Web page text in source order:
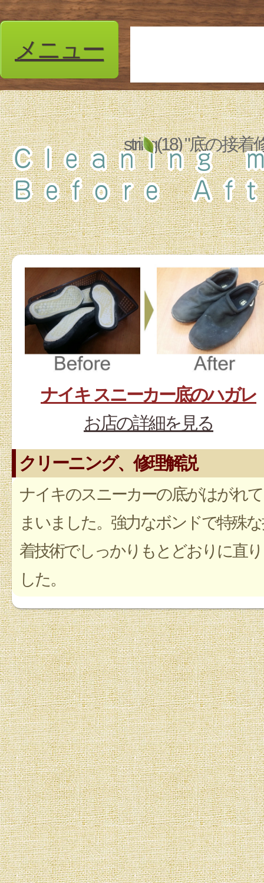
メニュー
string(18) "底の接
ナイキ スニーカー底のハガレ
お店の詳細を見る
クリーニング、修理解説
ナイキのスニーカーの底がはがれ
まいました。強力なボンドで特殊
着技術でしっかりもとどおりに直
した。